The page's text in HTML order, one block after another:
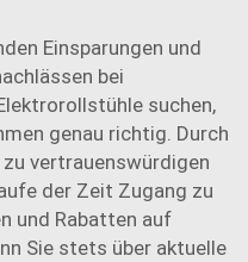
Einsparungen und
bei
suchen,
genau richtig. Durch
vertrauenswürdigen
der Zeit Zugang zu
und Rabatten auf
Sie stets über aktuelle